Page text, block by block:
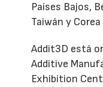
Países Bajos,
Taiwán y Corea
Addit3D está
Additive
Exhibition